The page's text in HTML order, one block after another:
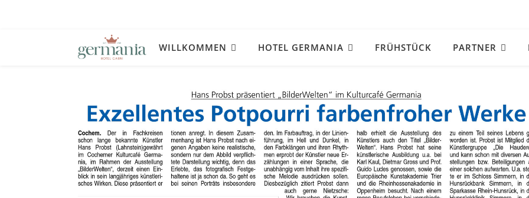
WILLKOMMEN HOTEL GERMANIA FRÜHSTÜCK PARTNER
Marion
August 1, 2026